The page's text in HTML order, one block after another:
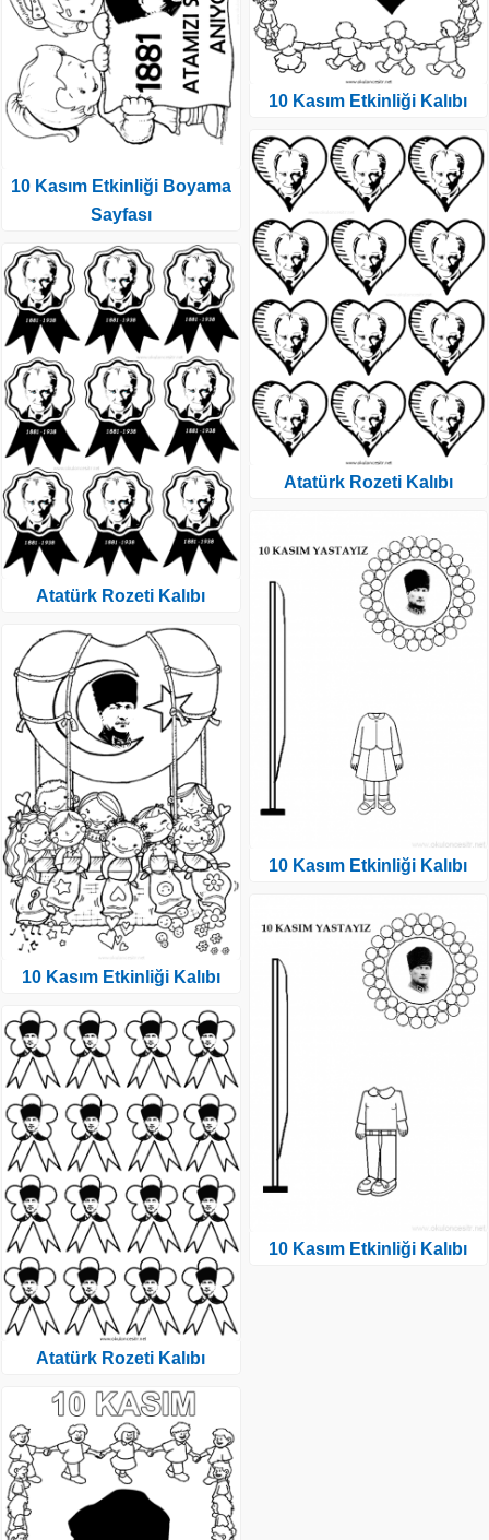
10 Kasım Etkinliği Boyama
Sayfası
Atatürk Rozeti Kalıbı
10 Kasım Etkinliği Kalıbı
Atatürk Rozeti Kalıbı
10 Kasım Etkinliği Kalıbı
Atatürk Rozeti Kalıbı
10 Kasım Etkinliği Kalıbı
10 Kasım Etkinliği Kalıbı